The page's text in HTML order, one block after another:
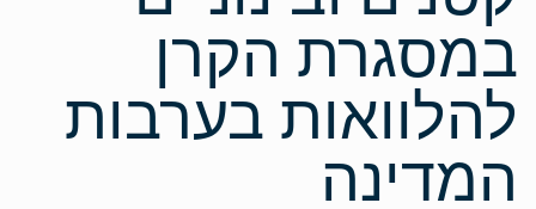
במסגרת הקרן
להלוואות בערבות
המדינה